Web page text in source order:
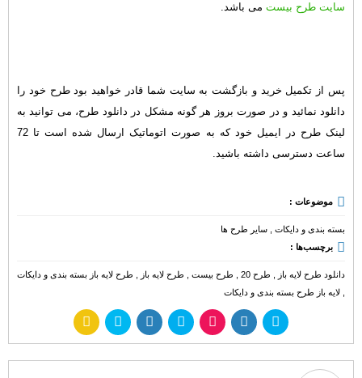
سایت طرح بیست می باشد.
پس از تکمیل خرید و بازگشت به سایت شما قادر خواهید بود طرح خود را
دانلود نمائید و در صورت بروز هر گونه مشکل در دانلود طرح، می توانید به
لینک طرح در ایمیل خود که به صورت اتوماتیک ارسال شده است تا 72
ساعت دسترسی داشته باشید.
موضوعات :
بسته بندی و دایکات , سایر طرح ها
برچسب‌ها :
دانلود طرح لایه باز , طرح 20 , طرح بیست , طرح لایه باز , طرح لایه باز بسته بندی و دایکات
, لایه باز طرح بسته بندی و دایکات